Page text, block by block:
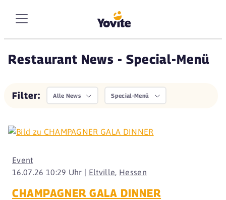
Restaurant News - Special-Menü
Filter: Alle News Special-Menü
16.07.26 10:29 Uhr | Eltville, Hessen
Event
CHAMPAGNER GALA DINNER